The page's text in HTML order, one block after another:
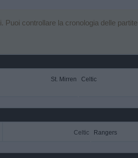
controllare la cronologia delle partite
St. Mirren Celtic
Celtic Rangers